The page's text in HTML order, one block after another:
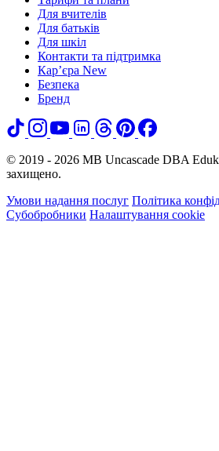
Для вчителів
Для батьків
Для шкіл
Контакти та підтримка
Кар’єра New
Безпека
Бренд
© 2019 - 2026 MB Uncascade DBA
захищено.
Умови надання послуг Політика
Субобробники Налаштування cookie